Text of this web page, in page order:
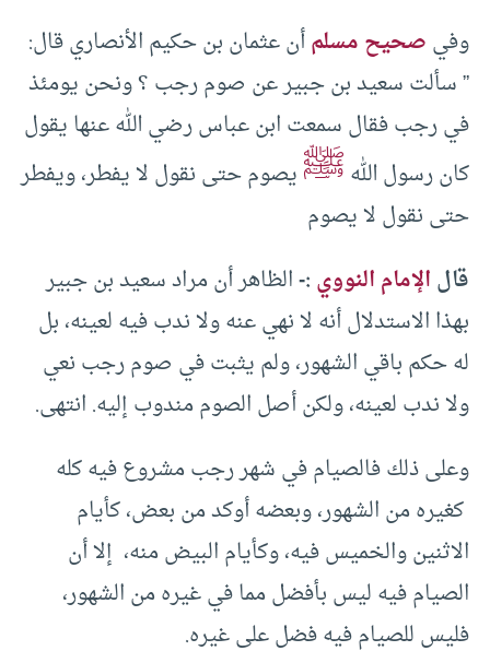
وفيصحيح مسلمأن عثمان بن حكيم الأنصاري قال:
” سألت سعيد بن جبير عن صوم رجب ؟ ونحن يومئذ
في رجب فقال سمعت ابن عباس رضي الله عنها يقول
كان رسول اللهﷺيصوم حتى نقول لا يفطر، ويفطر
حتى نقول لا يصوم
قالالإمام النووي:-الظاهر أن مراد سعيد بن جبير
بهذا الاستدلال أنه لا نهي عنه ولا ندب فيه لعينه، بل
له حكم باقي الشهور، ولم يثبت في صوم رجب نعي
ولا ندب لعينه، ولكن أصل الصوم مندوب إليه. انتهى.
وعلى ذلك فالصيام في شهر رجب مشروع فيه كله
كغيره من الشهور، وبعضه أوكد من بعض، كأيام
الاثنين والخميس فيه، وكأيام البيض منه، إلا أن
الصيام فيه ليس بأفضل مما في غيره من الشهور،
فليس للصيام فيه فضل على غيره.